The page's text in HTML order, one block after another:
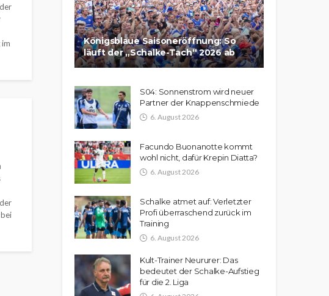
Königsblaue Saisoneröffnung: So
läuft der „Schalke-Tach“ 2026 ab
S04: Sonnenstrom wird neuer
Partner der Knappenschmiede
6. August 2026
Facundo Buonanotte kommt
wohl nicht, dafür Krepin Diatta?
6. August 2026
Schalke atmet auf: Verletzter
Profi überraschend zurück im
Training
6. August 2026
Kult-Trainer Neururer: Das
bedeutet der Schalke-Aufstieg
für die 2. Liga